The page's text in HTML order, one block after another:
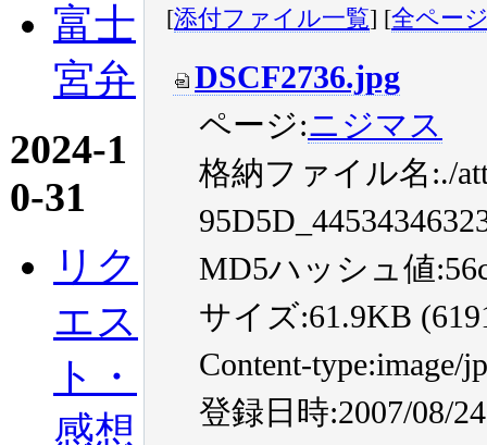
富士
宮弁
2024-1
0-31
リク
エス
ト・
感想
[添付ファイル一覧] [全ペー
DSCF2736.jpg
ページ:ニジマス
格納ファイル名:./
MD5ハッシュ値
サイズ:61.9KB
Content-type:image/
登録日時:2007/08/